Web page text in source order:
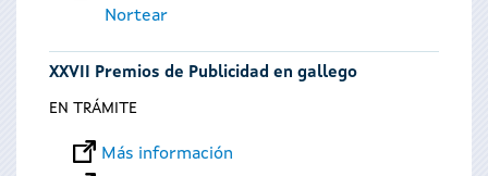
Nortear
XXVII Premios de Publicidad en gallego
EN TRÁMITE
Más información